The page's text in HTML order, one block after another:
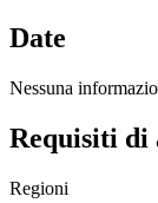
Date
Nessuna
Requisiti di
Regioni